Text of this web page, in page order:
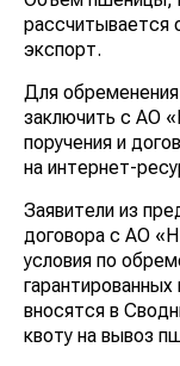
рассчитывается
экспорт.
Для
заключить с АО
поручения и
на интернет-
Заявители из
договора с АО
условия по
вносятся в
квоту на вывоз